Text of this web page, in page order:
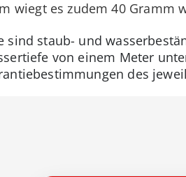
wiegt es zudem 40 Gramm
sind staub- und
von einem Meter
des